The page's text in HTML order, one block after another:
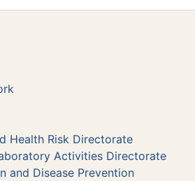
Health Risk Directorate
Activities Directorate
and Disease Prevention